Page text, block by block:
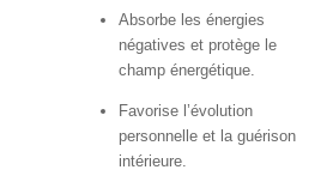
Absorbe les énergies
négatives et protège le
champ énergétique.
Favorise l’évolution
personnelle et la guérison
intérieure.